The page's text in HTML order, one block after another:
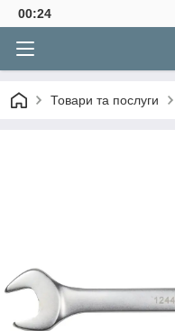
00:24
Товари та послуги